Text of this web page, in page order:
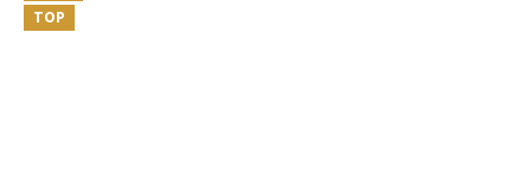
TOP